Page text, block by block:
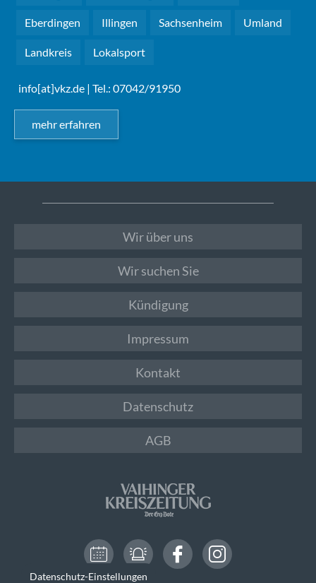
Eberdingen Illingen Sachsenheim Umland
Landkreis Lokalsport
info[at]vkz.de | Tel.: 07042/91950
mehr erfahren
Wir über uns
Wir suchen Sie
Kündigung
Impressum
Kontakt
Datenschutz
AGB
Datenschutz-Einstellungen